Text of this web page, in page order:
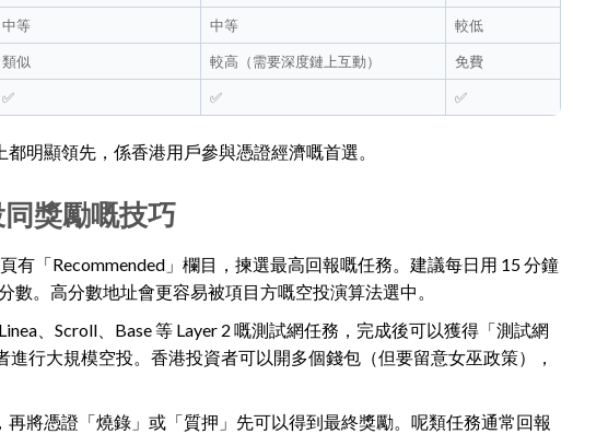
中等 中等 較低
類似 較高（需要深度鏈上互動） 免費
✅ ✅ ✅
明顯領先，係香港用戶參與憑證經濟嘅首選。
獎勵嘅技巧
有「Recommended」欄目，揀選最高回報嘅任務。建議每日用 15 分鐘
。高分數地址會更容易被項目方嘅空投演算法選中。
、Scroll、Base 等 Layer 2 嘅測試網任務，完成後可以獲得「測試網
行大規模空投。香港投資者可以開多個錢包（但要留意女巫政策），
再將憑證「燒錄」或「質押」先可以得到最終獎勵。呢類任務通常回報